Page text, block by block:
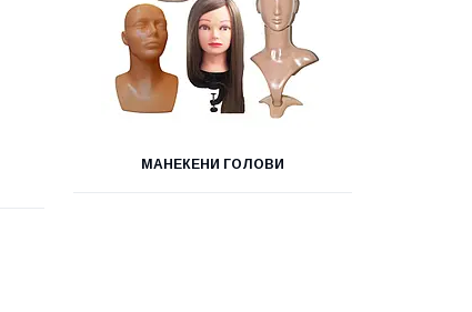
МАНЕКЕНИ ГОЛОВИ